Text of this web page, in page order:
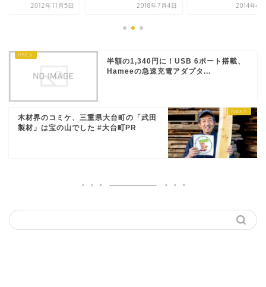
2012年11月5日 2018年7月4日 2014年6
半額の1,340円に！USB 6ポート搭載、
Hameeの急速充電アダプタ...
木材界のコミケ、三重県大台町の「武田
製材」は宝の山でした #大台町PR